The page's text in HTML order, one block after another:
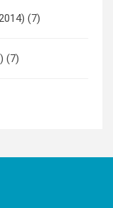
(7)
(7)